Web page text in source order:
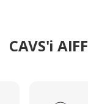
CAVS'i